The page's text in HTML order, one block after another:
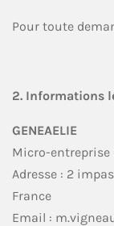
Pour toute
2. Informations
GENEAELIE
Micro-
Adresse : 2
France
Email :